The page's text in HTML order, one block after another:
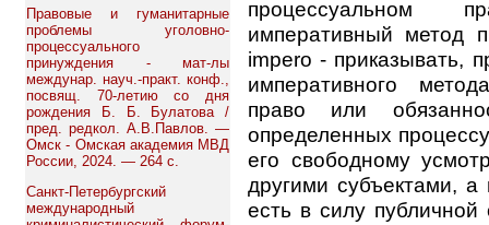
Правовые и гуманитарные
проблемы уголовно-
процессуального
принуждения - мат-лы
междунар. науч.-практ. конф.,
посвящ. 70-летию со дня
рождения Б. Б. Булатова /
пред. редкол. А.В.Павлов. —
Омск - Омская академия МВД
России, 2024. — 264 с.
Санкт-Петербургский
международный
процессуальном
императивный метод
impero - приказывать,
императивного
право или
определенных
его свободному
другими субъектами,
есть в силу публичной